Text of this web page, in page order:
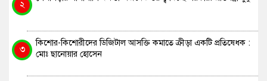
২
৩
কিশোর-কিশোরীদের ডিজিটাল আসক্তি কমাতে ক্রীড়া একটি প্রতিষেধক :
মোঃ ছানোয়ার হোসেন